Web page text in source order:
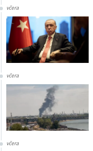
včera
včera
včera